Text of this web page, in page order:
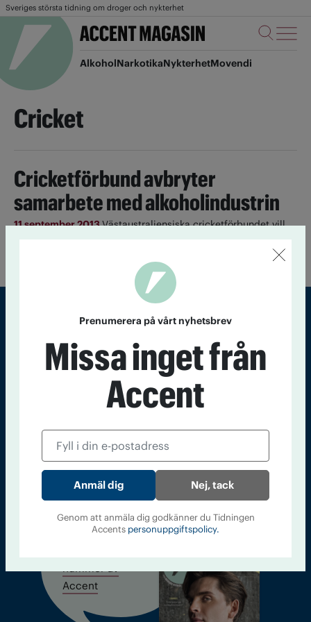
Sveriges största tidning om droger och nykterhet
AlkoholNarkotikaNykterhetMovendi
Cricket
Cricketförbund avbryter
samarbete med alkoholindustrin
11 september 2013Västaustraliensiska cricketförbundet vill
inte längre kopplas samman med alkohol. De har därför brutit
Sveriges största tidning om droger och nykterhet
Tidningen Accent, A4, Bondegatan 21, 116 33 Stockholm
accent@iogt.se
Kontakt Tidningsarkiv
Accent
Prenumerera på vårt nyhetsbrev
Missa inget från
Accent
Nej, tack
Genom att anmäla dig godkänner du Tidningen
Accents personuppgiftspolicy.